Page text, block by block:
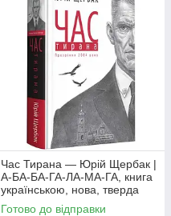
Час Тирана — Юрій Щербак |
А-БА-БА-ГА-ЛА-МА-ГА, книга
українською, нова, тверда
Готово до відправки